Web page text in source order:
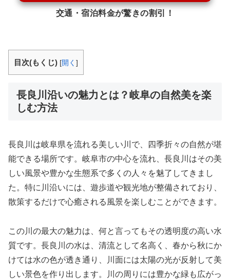
交通・宿泊料金が驚きの割引！
目次(もくじ) [開く ]
長良川沿いの魅力とは？岐阜の自然美を楽
しむ方法
長良川は岐阜県を流れる美しい川で、四季折々の自然が堪
能できる場所です。岐阜市の中心を流れ、長良川はその美
しい風景や豊かな生態系で多くの人々を魅了してきまし
た。特に川沿いには、遊歩道や観光地が整備されており、
散策するだけで心癒される風景を楽しむことができます。
この川の最大の魅力は、何と言ってもその透明度の高い水
質です。長良川の水は、清流として名高く、春から秋にか
けては水の色が透き通り、川面には太陽の光が反射して美
しい景色を作り出します。川の周りには豊かな緑も広がっ